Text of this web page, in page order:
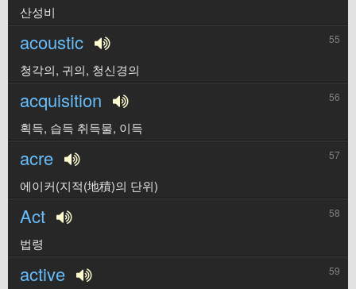
산성비
acoustic 55
청각의, 귀의, 청신경의
acquisition 56
획득, 습득 취득물, 이득
acre 57
에이커(지적(地積)의 단위)
Act 58
법령
active 59